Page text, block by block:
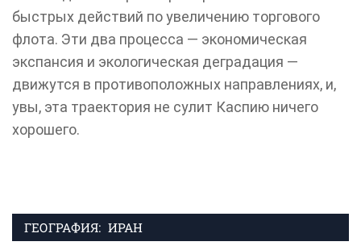
быстрых действий по увеличению торгового
флота. Эти два процесса — экономическая
экспансия и экологическая деградация —
движутся в противоположных направлениях, и,
увы, эта траектория не сулит Каспию ничего
хорошего.
ГЕОГРАФИЯ: ИРАН